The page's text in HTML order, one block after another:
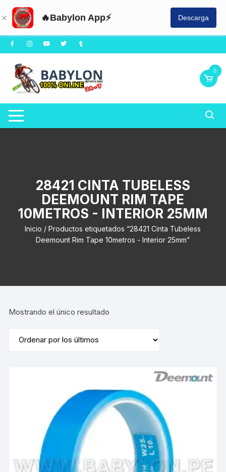
🔥Babylon App⚡ Descarga
Saltar
al
contenido
0
28421 CINTA TUBELESS
DEEMOUNT RIM TAPE
10METROS - INTERIOR 25MM
Inicio / Productos etiquetados “28421 Cinta Tubeless
Deemount Rim Tape 10metros - Interior 25mm”
Mostrando el único resultado